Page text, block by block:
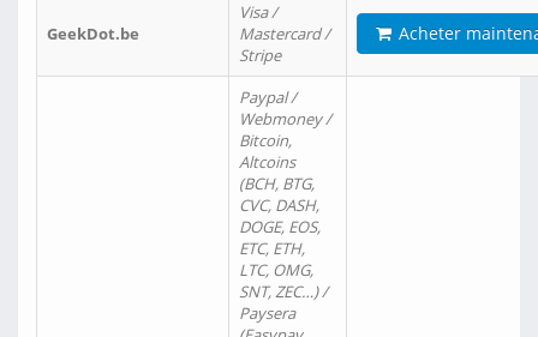
GeekDot.be
Visa /
Mastercard /
Stripe
Acheter
Paypal /
Webmoney /
Bitcoin,
Altcoins
(BCH, BTG,
CVC, DASH,
DOGE, EOS,
ETC, ETH,
LTC, OMG,
SNT, ZEC…) /
Paysera